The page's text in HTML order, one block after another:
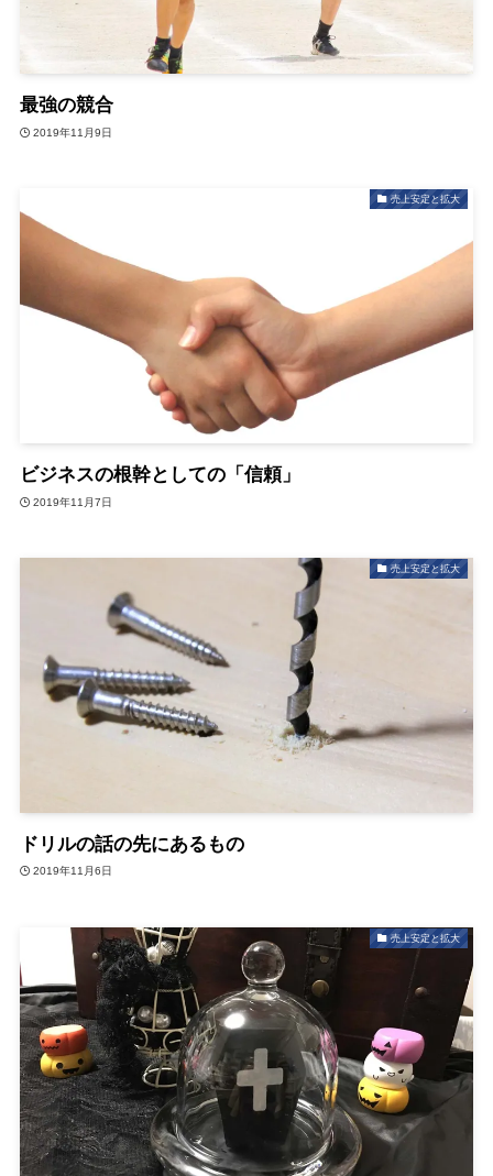
最強の競合
2019年11月9日
売上安定と拡大
ビジネスの根幹としての「信頼」
2019年11月7日
売上安定と拡大
ドリルの話の先にあるもの
2019年11月6日
売上安定と拡大